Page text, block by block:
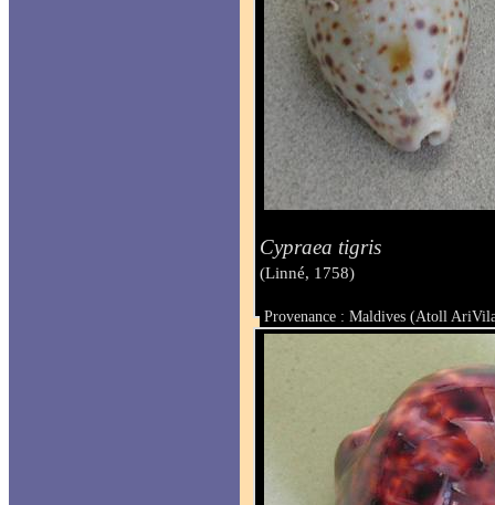
Cypraea tigris
(Linné, 1758)
Provenance : Maldives (Atoll
Taille : 84 & 86 mm